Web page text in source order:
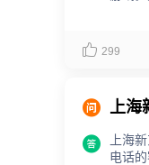
 299
 上海

上海
电话